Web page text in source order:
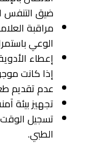
ضيق التنفس
مراقبة
الوعي
إعطاء
إذا كانت
عدم تقديم
تجهيز بيئة
تسجيل
الطبي.